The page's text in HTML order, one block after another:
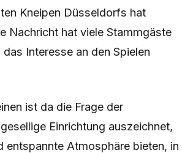
Kneipen Düsseldorfs hat
Nachricht hat viele Stammgäste
Interesse an den Spielen
ist da die Frage der
Einrichtung auszeichnet,
entspannte Atmosphäre bieten, in